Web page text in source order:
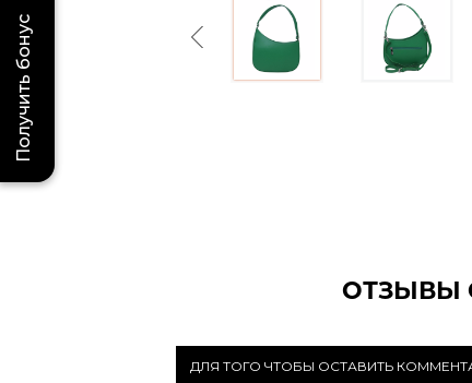
Previous
ОТЗЫВЫ
ДЛЯ ТОГО ЧТОБЫ ОСТАВИТЬ
Получить бонус